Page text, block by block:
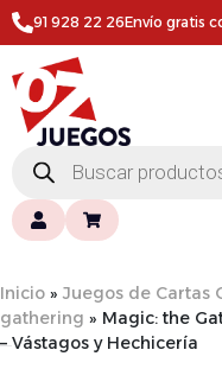
91 928 22 26Envío gratis
Inicio » Juegos de Cartas
gathering » Magic: the
– Vástagos y Hechicería